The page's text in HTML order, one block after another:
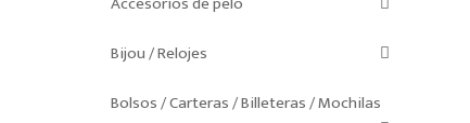
Bijou / Relojes
Bolsos / Carteras / Billeteras / Mochilas